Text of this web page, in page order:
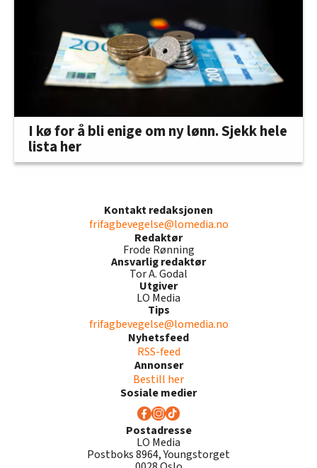
I kø for å bli enige om ny lønn. Sjekk hele
lista her
Kontakt redaksjonen
frifagbevegelse@lomedia.no
Redaktør
Frode Rønning
Ansvarlig redaktør
Tor A. Godal
Utgiver
LO Media
Tips
frifagbevegelse@lomedia.no
Nyhetsfeed
RSS-feed
Annonser
Bestill her
Sosiale medier
Postadresse
LO Media
Postboks 8964, Youngstorget